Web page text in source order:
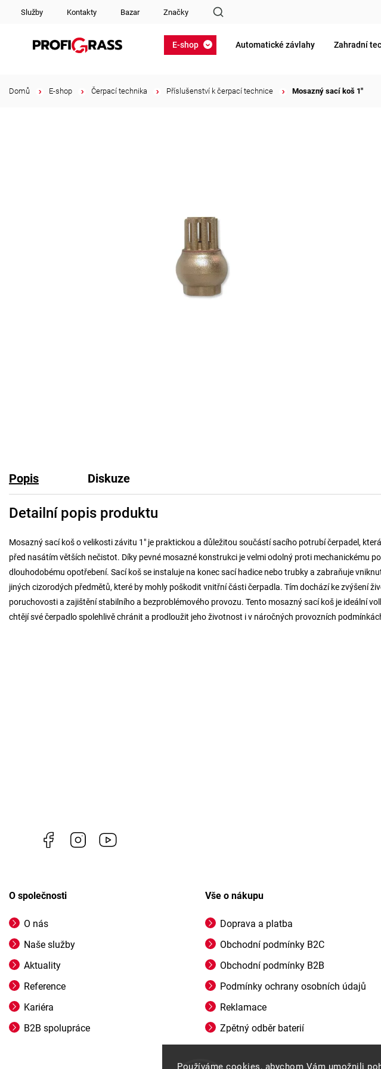
Používáme cookies, abychom Vám umožnili
Služby Kontakty Bazar Značky
E-shop Automatické závlahy Zahradní
Domů E-shop Čerpací technika Příslušenství k čerpací technice Mosazný sací koš 1"
Popis Diskuze
Detailní popis produktu
Mosazný sací koš o velikosti závitu 1" je praktickou a důležitou součástí sacího potrubí čerpadel,
před nasátím větších nečistot. Díky pevné mosazné konstrukci je velmi odolný proti mechanickému
dlouhodobému opotřebení. Sací koš se instaluje na konec sací hadice nebo trubky a zabraňuje
jiných cizorodých předmětů, které by mohly poškodit vnitřní části čerpadla. Tím dochází ke zvýšení
poruchovosti a zajištění stabilního a bezproblémového provozu. Tento mosazný sací koš je ideální
chtějí své čerpadlo spolehlivě chránit a prodloužit jeho životnost i v náročných provozních
Facebook Instagram
O společnosti
O nás
Naše služby
Aktuality
Reference
Kariéra
B2B spolupráce
Vše o nákupu
Doprava a platba
Obchodní podmínky B2C
Obchodní podmínky B2B
Podmínky ochrany osobních údajů
Reklamace
Zpětný odběr baterií